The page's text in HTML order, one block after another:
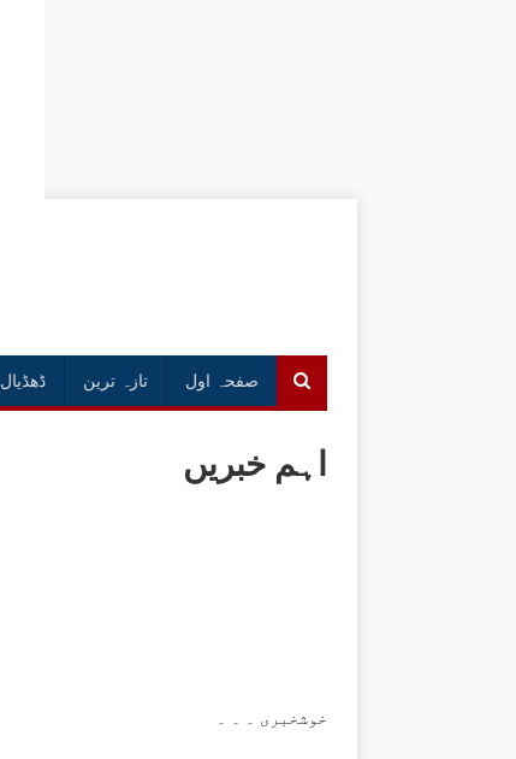
صفحہ اول تازہ ترین ڈھڈیال
اہم خبریں
ڈھڈیال نیوزاب نئے انداز میں آپ کی خدمت